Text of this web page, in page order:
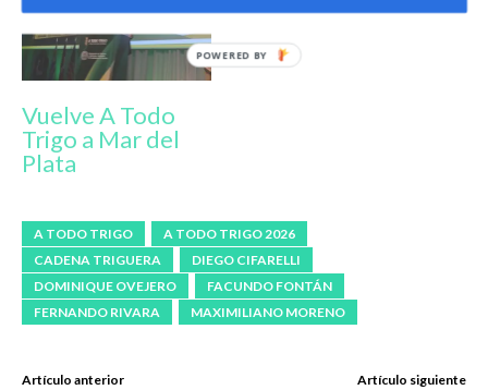
Vuelve A Todo
Trigo a Mar del
Plata
A TODO TRIGO
A TODO TRIGO 2026
CADENA TRIGUERA
DIEGO CIFARELLI
DOMINIQUE OVEJERO
FACUNDO FONTÁN
FERNANDO RIVARA
MAXIMILIANO MORENO
Artículo anterior Artículo siguiente